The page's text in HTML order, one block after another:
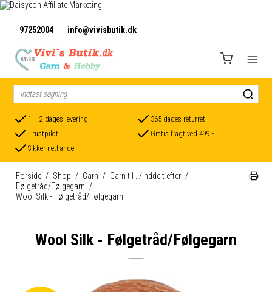
97252004 info@vivisbutik.dk
1 – 2 dages levering
365 dages returret
Trustpilot
Gratis fragt ved 499,-
Sikker nethandel
Forside / Shop / Garn / Garn til ../inddelt efter /
Følgetråd/Følgegarn /
Wool Silk - Følgetråd/Følgegarn
Wool Silk - Følgetråd/Følgegarn